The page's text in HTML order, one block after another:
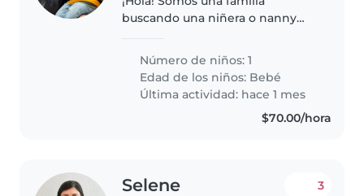
buscando una niñera o nanny
de energía, juguetón y muy
curioso. Nos encantaría alguien
que se sienta cómodo/a con
mascotas..
Número de niños: 1
Edad de los niños: Bebé
Última actividad: hace 1 mes
$70.00/hora
Selene 3